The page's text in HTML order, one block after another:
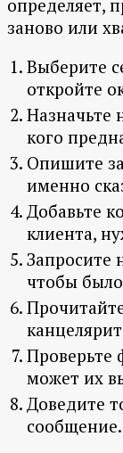
определяет,
заново или
Выберите
откройте
Назначьте
кого
Опишите
именно
Добавьте
клиента,
Запросите
чтобы
Проверьте
может их
Доведите
сообщение.